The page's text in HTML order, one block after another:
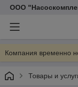
ООО
Компания временно
Товары и